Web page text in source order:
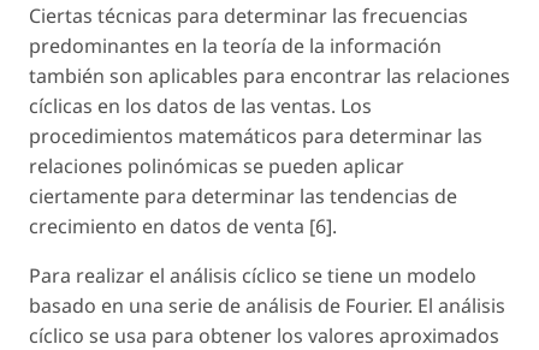
Ciertas técnicas para determinar las frecuencias
predominantes en la teoría de la información
también son aplicables para encontrar las relaciones
cíclicas en los datos de las ventas. Los
procedimientos matemáticos para determinar las
relaciones polinómicas se pueden aplicar
ciertamente para determinar las tendencias de
crecimiento en datos de venta [6].
Para realizar el análisis cíclico se tiene un modelo
basado en una serie de análisis de Fourier. El análisis
cíclico se usa para obtener los valores aproximados